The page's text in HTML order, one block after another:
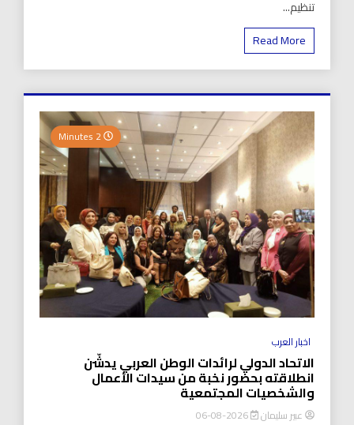
تنظيم...
Read More
اخبار العرب
الاتحاد الدولي لرائدات الوطن العربي يدشّن
انطلاقته بحضور نخبة من سيدات الأعمال
والشخصيات المجتمعية
عبير سليمان 2026-08-06